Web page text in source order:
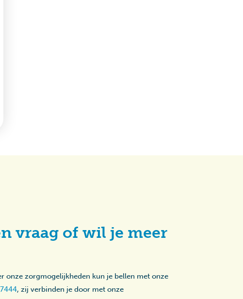
vraag of wil je meer
onze zorgmogelijkheden kun je bellen met onze
, zij verbinden je door met onze